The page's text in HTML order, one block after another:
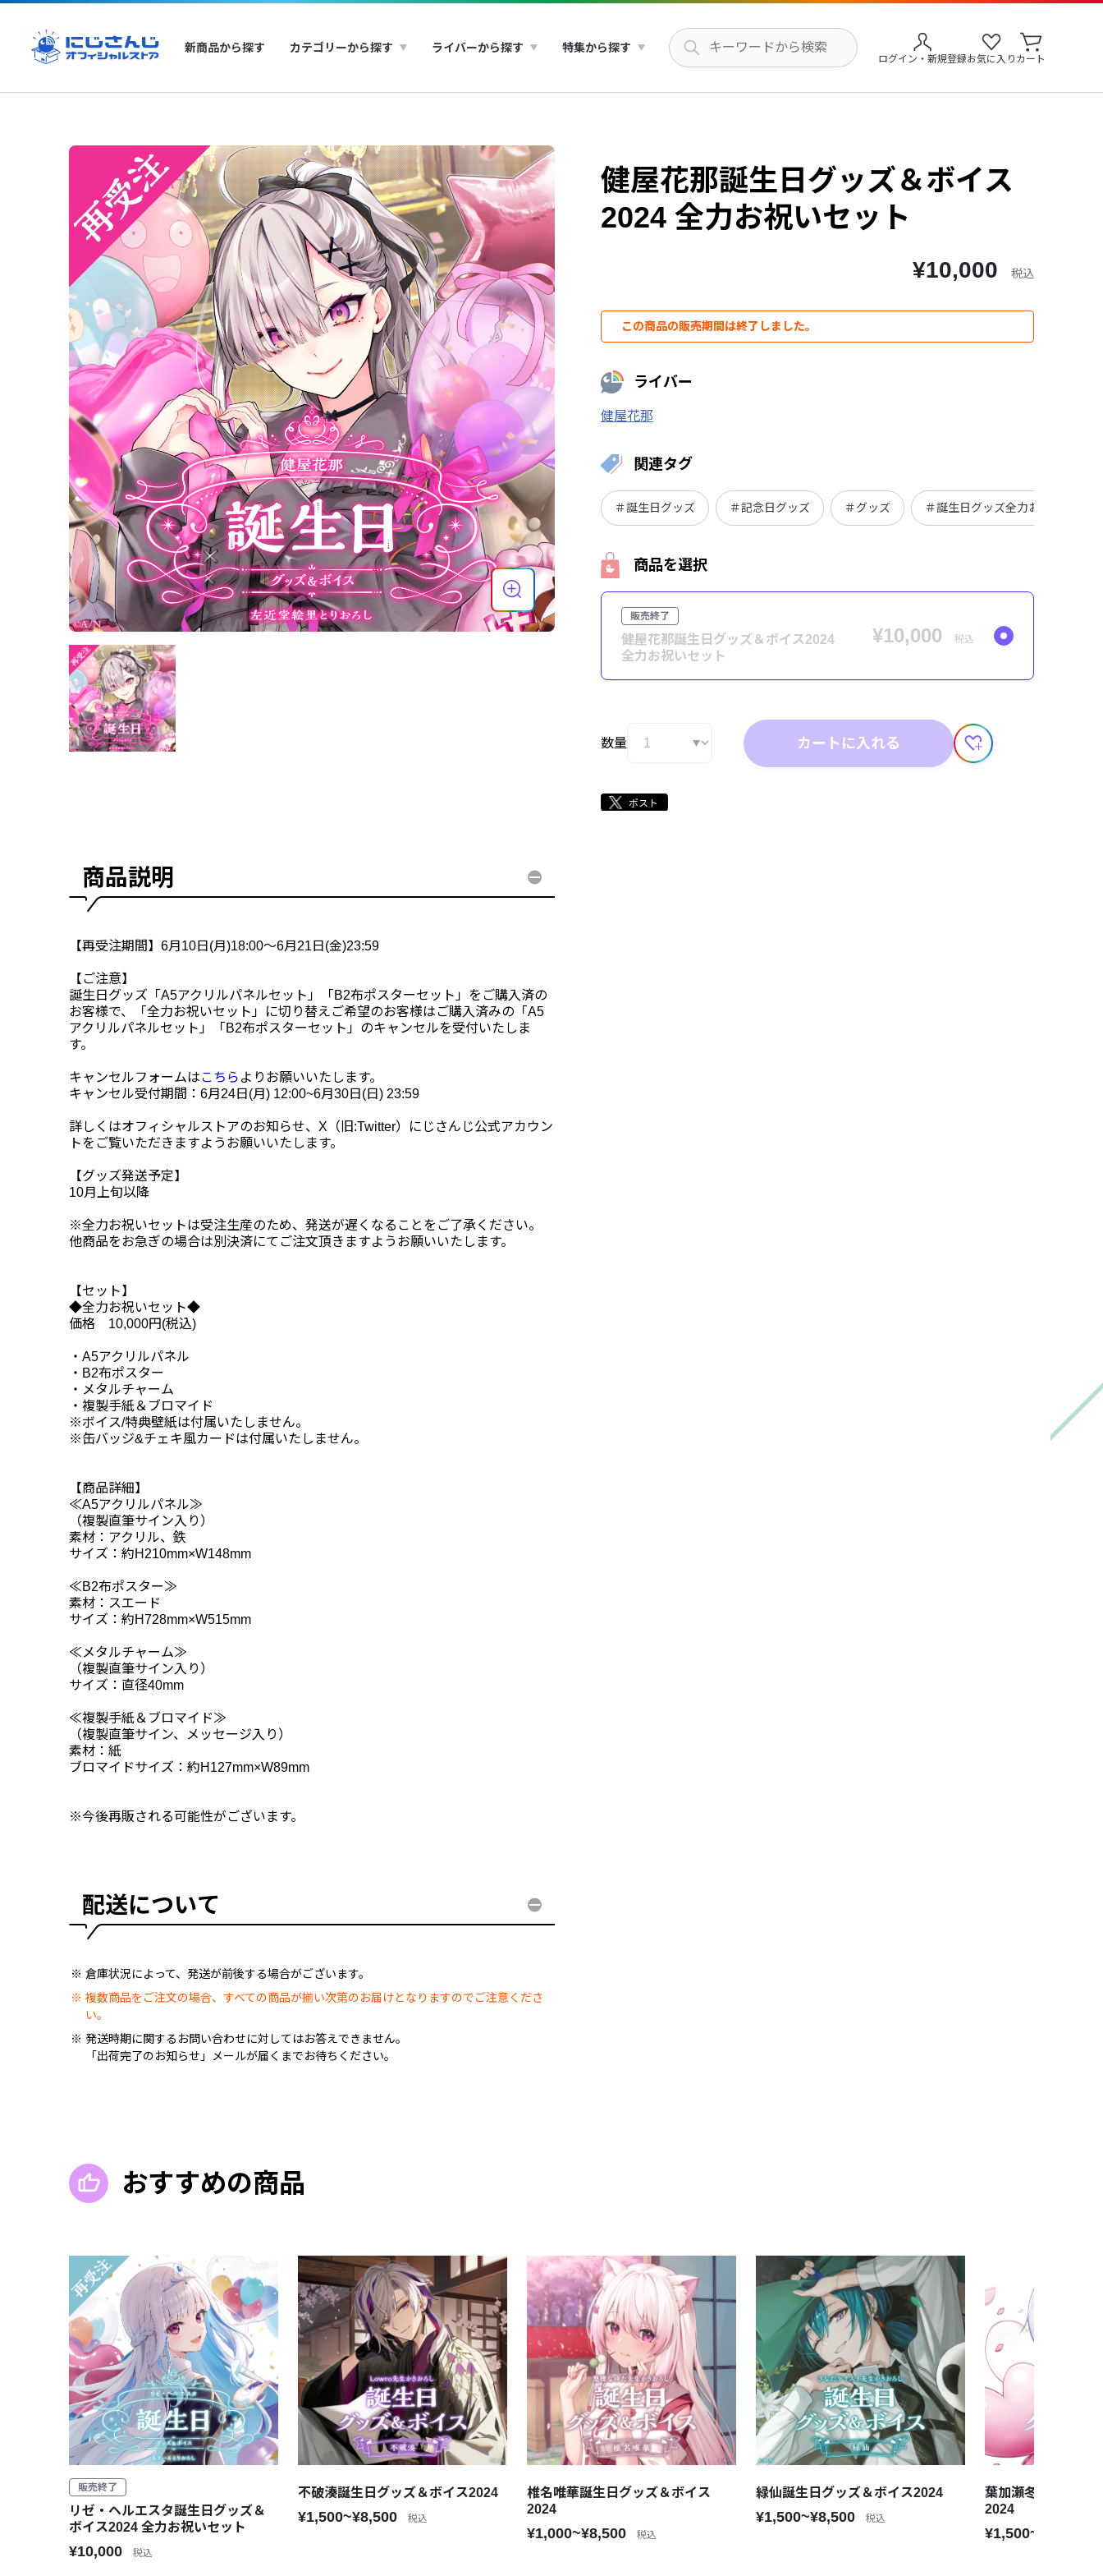
新商品から探す カテゴリーから探す ライバーから探す 特集から探す
ログイン・新規登録お気に入り カート
健屋花那誕生日グッズ＆ボイス
2024 全力お祝いセット
¥10,000 税込
この商品の販売期間は終了しました。
ライバー
健屋花那
関連タグ
＃誕生日グッズ ＃記念日グッズ ＃グッズ ＃誕生日グッズ全力お祝いセット
商品を選択
販売終了
健屋花那誕生日グッズ＆ボイス2024
全力お祝いセット
¥10,000 税込
数量 カートに入れる
商品説明
【再受注期間】6月10日(月)18:00～6月21日(金)23:59
【ご注意】
誕生日グッズ「A5アクリルパネルセット」「B2布ポスターセット」をご購入済の
お客様で、「全力お祝いセット」に切り替えご希望のお客様はご購入済みの「A5
アクリルパネルセット」「B2布ポスターセット」のキャンセルを受付いたしま
す。
キャンセルフォームはこちら よりお願いいたします。
キャンセル受付期間：6月24日(月) 12:00~6月30日(日) 23:59
詳しくはオフィシャルストアのお知らせ、X（旧:Twitter）にじさんじ公式アカウン
トをご覧いただきますようお願いいたします。
【グッズ発送予定】
10月上旬以降
※全力お祝いセットは受注生産のため、発送が遅くなることをご了承ください。
他商品をお急ぎの場合は別決済にてご注文頂きますようお願いいたします。
【セット】
◆全力お祝いセット◆
価格 10,000円(税込)
・A5アクリルパネル
・B2布ポスター
・メタルチャーム
・複製手紙＆ブロマイド
※ボイス/特典壁紙は付属いたしません。
※缶バッジ&チェキ風カードは付属いたしません。
【商品詳細】
≪A5アクリルパネル≫
（複製直筆サイン入り）
素材：アクリル、鉄
サイズ：約H210mm×W148mm
≪B2布ポスター≫
素材：スエード
サイズ：約H728mm×W515mm
≪メタルチャーム≫
（複製直筆サイン入り）
サイズ：直径40mm
≪複製手紙＆ブロマイド≫
（複製直筆サイン、メッセージ入り）
素材：紙
ブロマイドサイズ：約H127mm×W89mm
※今後再販される可能性がございます。
配送について
倉庫状況によって、発送が前後する場合がございます。
複数商品をご注文の場合、すべての商品が揃い次第のお届けとなりますのでご注意くださ
い。
発送時期に関するお問い合わせに対してはお答えできません。
「出荷完了のお知らせ」メールが届くまでお待ちください。
おすすめの商品
販売終了
リゼ・ヘルエスタ誕生日グッズ＆
ボイス2024 全力お祝いセット
¥10,000 税込
不破湊誕生日グッズ＆ボイス2024
¥1,500~¥8,500 税込
椎名唯華誕生日グッズ＆ボイス
2024
¥1,000~¥8,500 税込
緑仙誕生日グッズ＆ボイス2024
¥1,500~¥8,500 税込
葉加瀬冬雪誕生日
2024
¥1,500~¥8,500